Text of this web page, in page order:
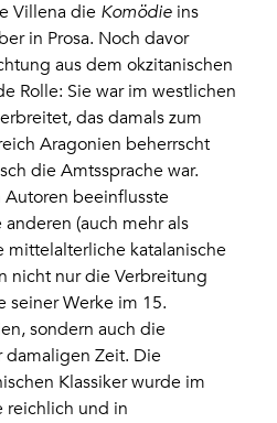
Villena die Komödie ins
in Prosa. Noch davor
aus dem okzitanischen
Rolle: Sie war im westlichen
das damals zum
Aragonien beherrscht
die Amtssprache war.
beeinflusste
(auch mehr als
mittelalterliche katalanische
nicht nur die Verbreitung
seiner Werke im 15.
sondern auch die
damaligen Zeit. Die
Klassiker wurde im
reichlich und in